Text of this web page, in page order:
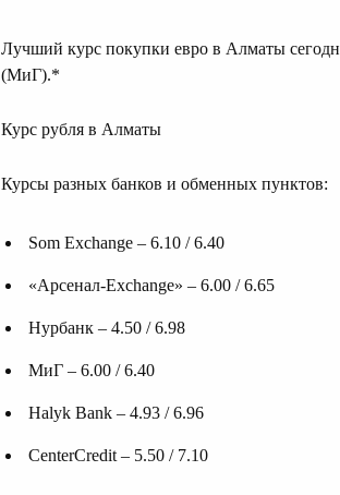
Лучший курс покупки евро в Алматы
(МиГ).*
Курс рубля в Алматы
Курсы разных банков и обменных пунктов:
Som Exchange – 6.10 / 6.40
«Арсенал-Exchange» – 6.00 / 6.65
Нурбанк – 4.50 / 6.98
МиГ – 6.00 / 6.40
Halyk Bank – 4.93 / 6.96
CenterCredit – 5.50 / 7.10